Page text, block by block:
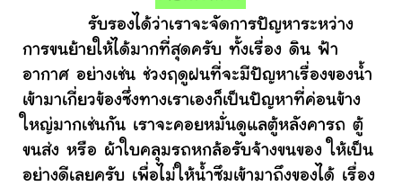
รับรองได้ว่าเราจะจัดการปัญหาระหว่าง
การขนย้ายให้ได้มากที่สุดครับ ทั้งเรื่อง ดิน ฟ้า
อากาศ อย่างเช่น ช่วงฤดูฝนที่จะมีปัญหาเรื่องของน้ำ
เข้ามาเกี่ยวข้องซึ่งทางเราเองก็เป็นปัญหาที่ค่อนข้าง
ใหญ่มากเช่นกัน เราจะคอยหมั่นดูแลตู้หลังคารถ ตู้
ขนส่ง หรือ ผ้าใบคลุมรถหกล้อรับจ้างขนของ ให้เป็น
อย่างดีเลยครับ เพื่อไม่ให้น้ำซึมเข้ามาถึงของได้ เรื่อง